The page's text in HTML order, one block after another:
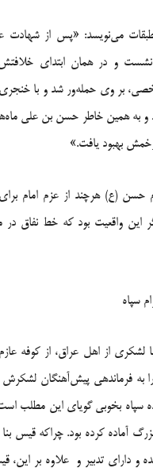
می‌نویسد: «پس از شهادت
و در همان ابتدای
بر وی حمله‌ور شد و با
به همین خاطر حسن بن علی
بهبود یافت.»
حسن (ع) هرچند از عزم امام
این واقعیت بود که خط نفاق
سپاه
لشکری از اهل عراق، از کوفه
به فرماندهی پیش‌آهنگان
سپاه بخوبی گویای این مطلب
آماده کرده بود. چراکه قیس
و دارای تدبیر و علاوه بر این،